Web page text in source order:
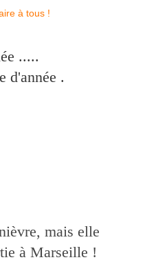
.....
d'année .
mais elle
à Marseille !